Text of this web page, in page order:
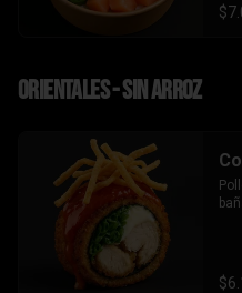
Orientales - sin arroz